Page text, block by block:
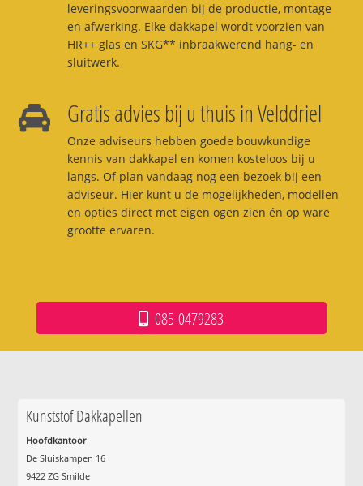
leveringsvoorwaarden bij de productie, montage
en afwerking. Elke dakkapel wordt voorzien van
HR++ glas en SKG** inbraakwerend hang- en
sluitwerk.
Gratis advies bij u thuis in Velddriel
Onze adviseurs hebben goede bouwkundige
kennis van dakkapel en komen kosteloos bij u
langs. Of plan vandaag nog een bezoek bij een
adviseur. Hier kunt u de mogelijkheden, modellen
en opties direct met eigen ogen zien én op ware
grootte ervaren.
085-0479283
Kunststof Dakkapellen
Hoofdkantoor
De Sluiskampen 16
9422 ZG Smilde